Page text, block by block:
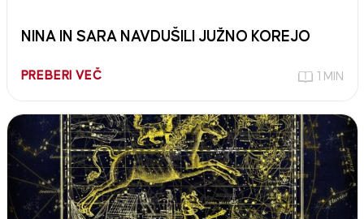
NINA IN SARA NAVDUŠILI JUŽNO KOREJO
PREBERI VEČ 1 MIN